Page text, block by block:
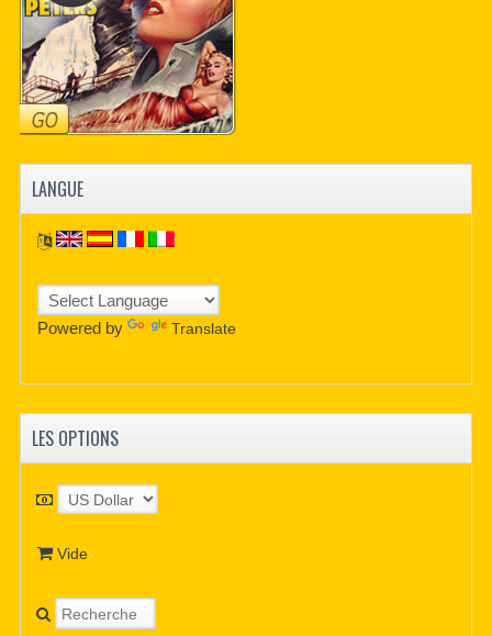
LANGUE
Powered by Translate
LES OPTIONS
Vide